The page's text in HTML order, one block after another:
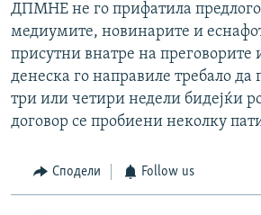
ДПМНЕ не го прифатила
медиумите, новинарите и
присутни внатре на преговорите
денеска го направиле требало да
три или четири недели бидејќи
договор се пробиени неколку
Сподели Follow us